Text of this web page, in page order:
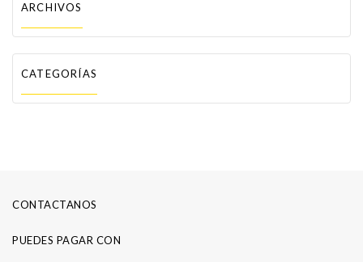
ARCHIVOS
CATEGORÍAS
CONTACTANOS
PUEDES PAGAR CON